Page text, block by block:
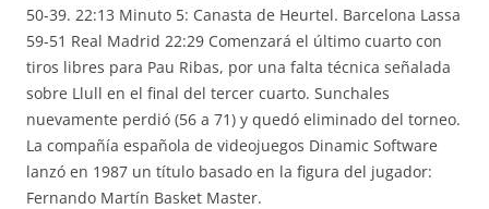
50-39. 22:13 Minuto 5: Canasta de Heurtel. Barcelona Lassa
59-51 Real Madrid 22:29 Comenzará el último cuarto con
tiros libres para Pau Ribas, por una falta técnica señalada
sobre Llull en el final del tercer cuarto. Sunchales
nuevamente perdió (56 a 71) y quedó eliminado del torneo.
La compañía española de videojuegos Dinamic Software
lanzó en 1987 un título basado en la figura del jugador:
Fernando Martín Basket Master.